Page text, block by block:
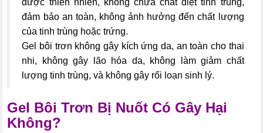
dược thiên nhiên, không chứa chất diệt tinh trùng,
đảm bảo an toàn, không ảnh hưởng đến chất lượng
của tinh trùng hoặc trứng.
Gel bôi trơn không gây kích ứng da, an toàn cho thai
nhi, không gây lão hóa da, không làm giảm chất
lượng tinh trùng, và không gây rối loạn sinh lý.
Gel Bôi Trơn Bị Nuốt Có Gây Hại
Không?